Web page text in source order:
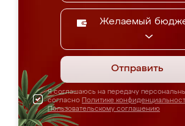
Желаемый
Отправить
Я соглашаюсь на передачу
согласно Политике
Пользовательскому соглашению